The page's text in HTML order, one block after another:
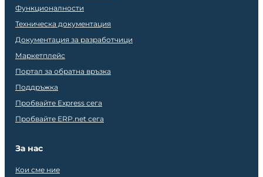
Функционалности
Техническа документация
Документация за разработчици
Маркетплейс
Портал за обратна връзка
Поддръжка
Пробвайте Express сега
Пробвайте ERP.net сега
За нас
Кои сме ние